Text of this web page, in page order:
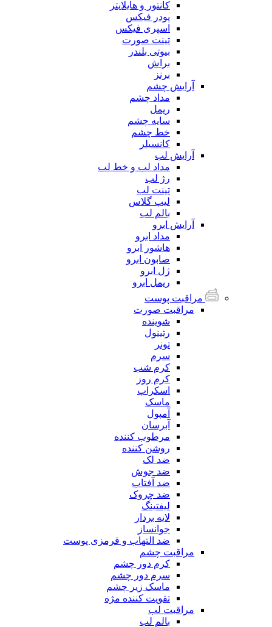
کانتور و هایلایتر
پودر فیکس
اسپری فیکس
تینت صورت
بیوتی بلندر
براش
برنز
آرایش چشم
مداد چشم
ریمل
سایه چشم
خط چشم
کانسیلر
آرایش لب
مداد لب و خط لب
رژ لب
تینت لب
لیپ گلاس
بالم لب
آرایش ابرو
مداد ابرو
هاشور ابرو
صابون ابرو
ژل ابرو
ریمل ابرو
مراقبت پوست
مراقبت صورت
شوینده
رتینول
تونر
سرم
کرم شب
کرم روز
اسکراپ
ماسک
آمپول
آبرسان
مرطوب کننده
روشن کننده
ضد لک
ضد جوش
ضد آفتاب
ضد چروک
لیفتینگ
لایه بردار
جوانساز
ضد التهاب و قرمزی پوست
مراقبت چشم
کرم دور چشم
سرم دور چشم
ماسک زیر چشم
تقویت کننده مژه
مراقبت لب
بالم لب